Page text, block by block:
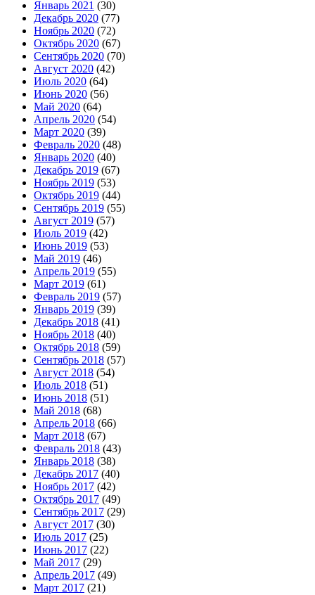
Январь 2021 (30)
Декабрь 2020 (77)
Ноябрь 2020 (72)
Октябрь 2020 (67)
Сентябрь 2020 (70)
Август 2020 (42)
Июль 2020 (64)
Июнь 2020 (56)
Май 2020 (64)
Апрель 2020 (54)
Март 2020 (39)
Февраль 2020 (48)
Январь 2020 (40)
Декабрь 2019 (67)
Ноябрь 2019 (53)
Октябрь 2019 (44)
Сентябрь 2019 (55)
Август 2019 (57)
Июль 2019 (42)
Июнь 2019 (53)
Май 2019 (46)
Апрель 2019 (55)
Март 2019 (61)
Февраль 2019 (57)
Январь 2019 (39)
Декабрь 2018 (41)
Ноябрь 2018 (40)
Октябрь 2018 (59)
Сентябрь 2018 (57)
Август 2018 (54)
Июль 2018 (51)
Июнь 2018 (51)
Май 2018 (68)
Апрель 2018 (66)
Март 2018 (67)
Февраль 2018 (43)
Январь 2018 (38)
Декабрь 2017 (40)
Ноябрь 2017 (42)
Октябрь 2017 (49)
Сентябрь 2017 (29)
Август 2017 (30)
Июль 2017 (25)
Июнь 2017 (22)
Май 2017 (29)
Апрель 2017 (49)
Март 2017 (21)